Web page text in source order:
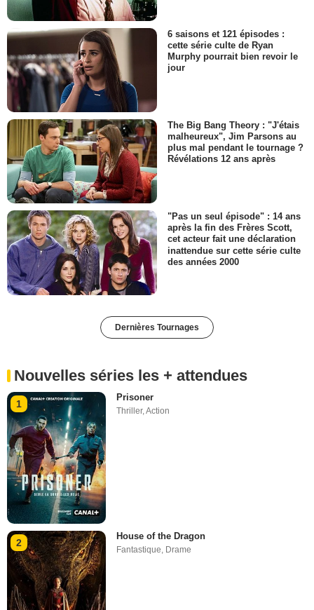
6 saisons et 121 épisodes :
cette série culte de Ryan
Murphy pourrait bien revoir le
jour
The Big Bang Theory : "J'étais
malheureux", Jim Parsons au
plus mal pendant le tournage ?
Révélations 12 ans après
"Pas un seul épisode" : 14 ans
après la fin des Frères Scott,
cet acteur fait une déclaration
inattendue sur cette série culte
des années 2000
Dernières Tournages
Nouvelles séries les + attendues
1
Prisoner
Thriller,Action
2
House of the Dragon
Fantastique, Drame